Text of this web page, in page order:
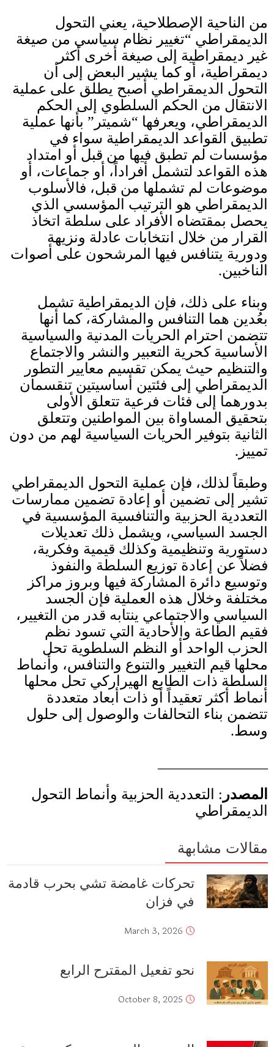
من الناحية الإصطلاحية، يعني التحول
الديمقراطي “تغيير نظام سياسي من صيغة
غير ديمقراطية إلى صيغة أخرى أكثر
ديمقراطية، أو كما يشير البعض إلى أن
التحول الديمقراطي أصبح يطلق على عملية
الانتقال من الحكم السلطوي إلى الحكم
الديمقراطي، ويعرفها “شميتر” بأنها عملية
تطبيق القواعد الديمقراطية سواء في
مؤسسات لم تطبق فيها من قبل أو امتداد
هذه القواعد لتشمل أفراداً، أو جماعات، أو
موضوعات لم تشملها من قبل، فالأسلوب
الديمقراطي هو الترتيب المؤسسي الذي
يحصل بمقتضاه الأفراد على سلطة اتخاذ
القرار من خلال انتخابات عادلة ونزيهة
ودورية يتنافس فيها المرشحون على أصوات
الناخبين.
وبناء على ذلك، فإن الديمقراطية تشمل
بعُدين هما التنافس والمشاركة، كما أنها
تتضمن احترام الحريات المدنية والسياسية
الأساسية كحرية التعبير والنشر والاجتماع
والتنظيم حيث يمكن تقسيم معايير التطور
الديمقراطي إلى فئتين أساسيتين تنقسمان
بدورهما إلى فئات فرعية تتعلق الأولى
بتحقيق المساواة بين المواطنين وتتعلق
الثانية بتوفير الحريات السياسية لهم من دون
تمييز .
وطبقاً لذلك، فإن عملية التحول الديمقراطي
تشير إلى تضمين أو إعادة تضمين ممارسات
التعددية الحزبية والتنافسية المؤسسية في
الجسد السياسي، ويشمل ذلك تعديلات
دستورية وتنظيمية وكذلك قيمية وفكرية،
فضلاً عن إعادة توزيع السلطة والنفوذ
وتوسيع دائرة المشاركة فيها وبروز مراكز
مختلفة وخلال هذه العملية فإن الجسد
السياسي والاجتماعي ينتابه قدر من التغيير،
فقيم الطاعة والأحادية التي تسود نظم
الحزب الواحد أو النظم السلطوية تحل
محلها قيم التغيير والتنوع والتنافس، وأنماط
السلطة ذات الطابع الهيراركي تحل محلها
أنماط أكثر تعقيداً أو ذات أبعاد متعددة
تتضمن بناء التحالفات والوصول إلى حلول
وسط.
المصدر :
التعددية الحزبية وأنماط التحول
الديمقراطي
مقالات مشابهة
تحركات غامضة تشي بحرب قادمة
في فزان
March 3, 2026
نحو تفعيل المقترح الرابع
October 8, 2025